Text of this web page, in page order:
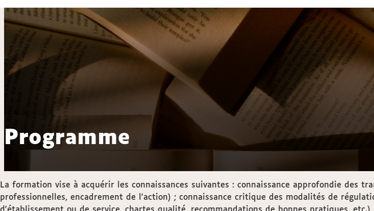
Programme
La formation vise à acquérir les connaissances suivantes : connaissance approfondie des
professionnelles, encadrement de l'action) ; connaissance critique des modalités de